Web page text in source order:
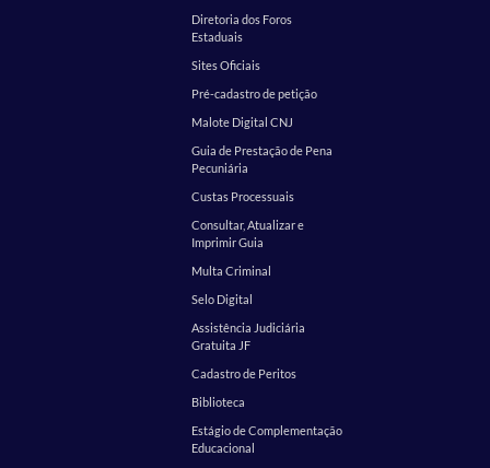
Diretoria dos Foros
Estaduais
Sites Oficiais
Pré-cadastro de petição
Malote Digital CNJ
Guia de Prestação de Pena
Pecuniária
Custas Processuais
Consultar, Atualizar e
Imprimir Guia
Multa Criminal
Selo Digital
Assistência Judiciária
Gratuita JF
Cadastro de Peritos
Biblioteca
Estágio de Complementação
Educacional